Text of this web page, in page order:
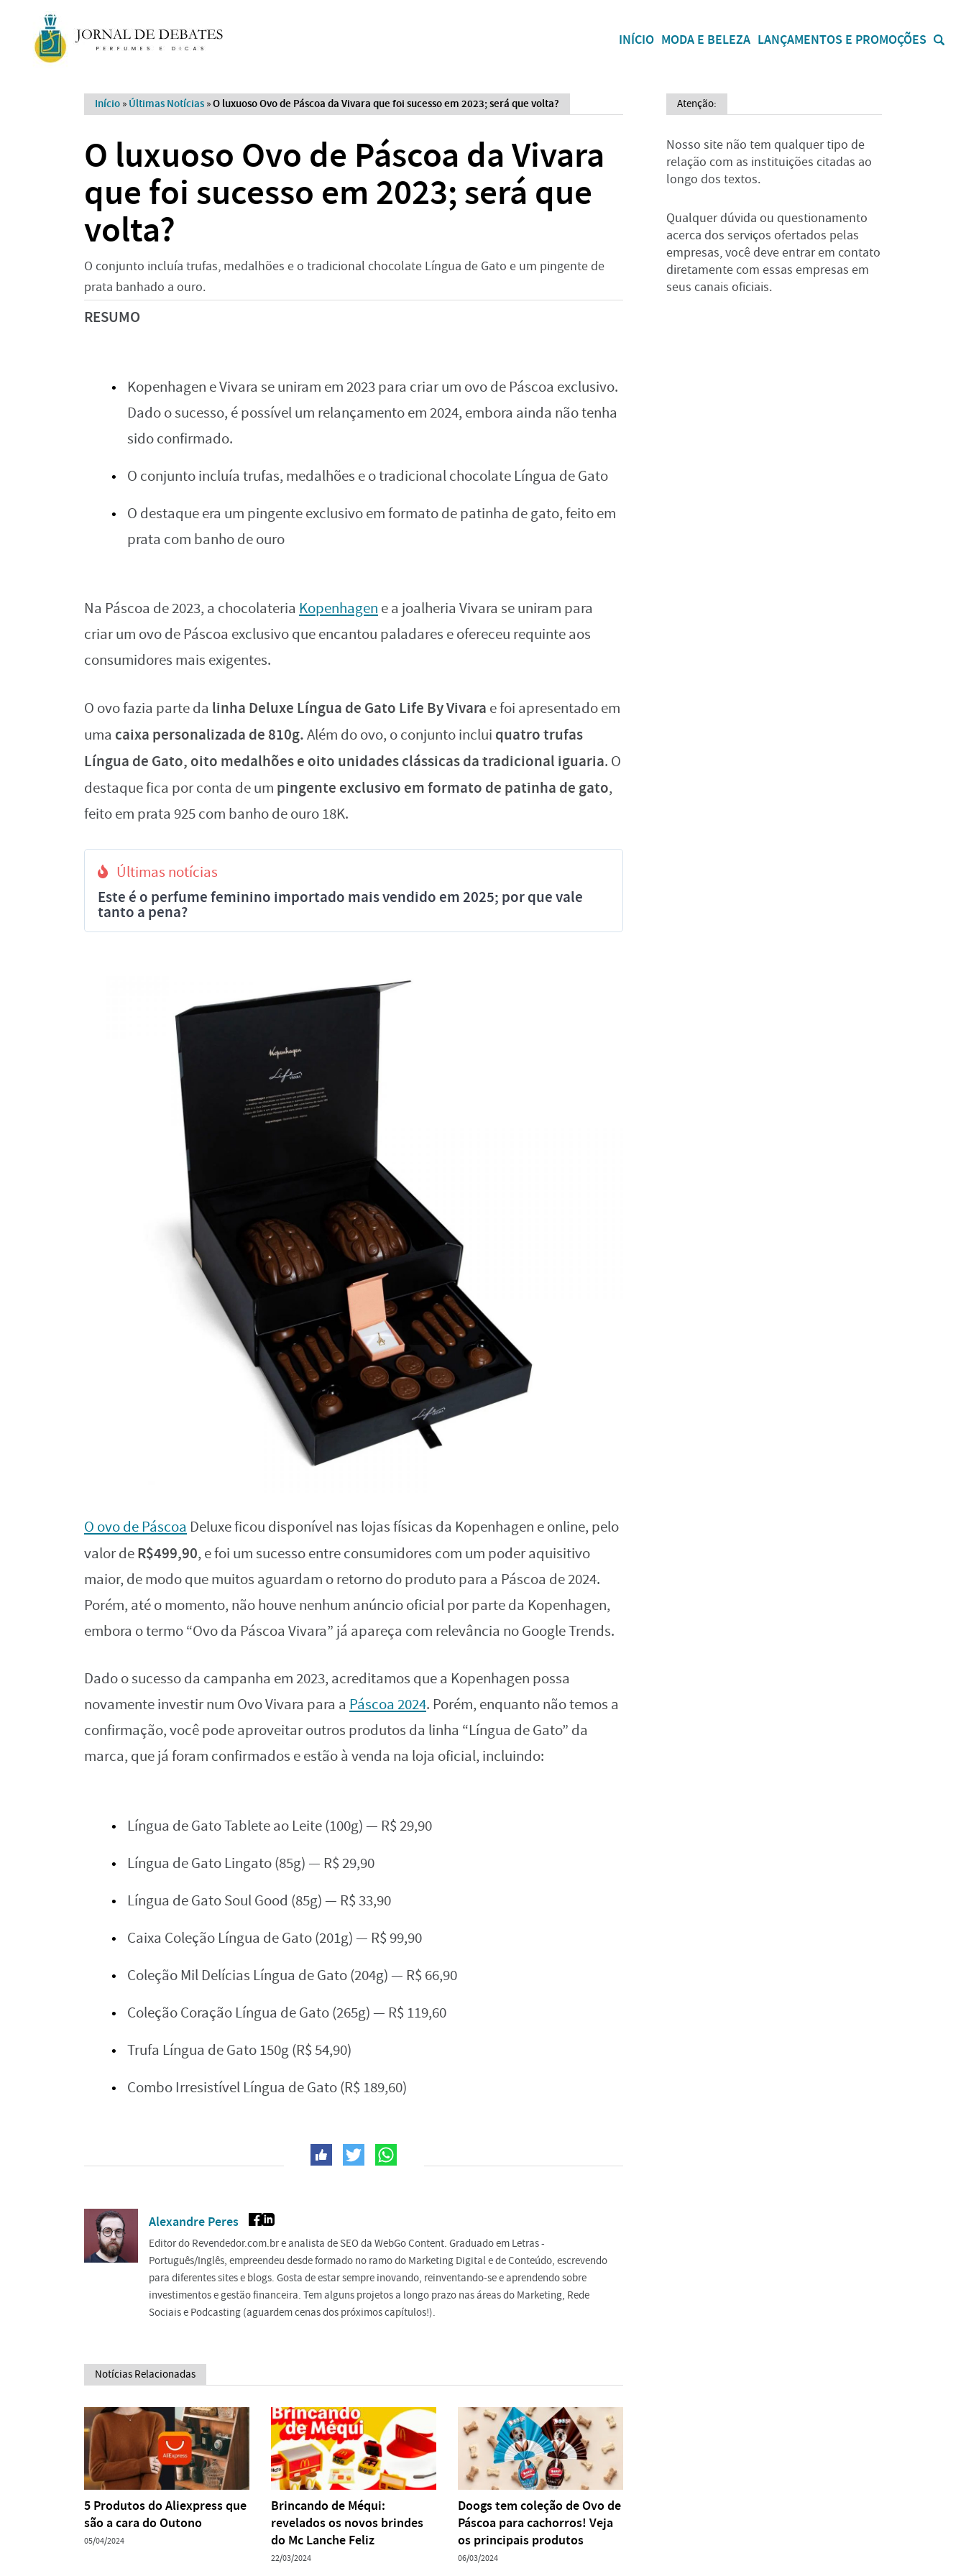
INÍCIO MODA E BELEZA LANÇAMENTOS E PROMOÇÕES
Início » Últimas Notícias »O luxuoso Ovo de Páscoa da Vivara que foi sucesso em 2023; será que volta?
O luxuoso Ovo de Páscoa da Vivara
que foi sucesso em 2023; será que
volta?
O conjunto incluía trufas, medalhões e o tradicional chocolate Língua de Gato e um pingente de
prata banhado a ouro.
RESUMO
Kopenhagen e Vivara se uniram em 2023 para criar um ovo de Páscoa exclusivo.
Dado o sucesso, é possível um relançamento em 2024, embora ainda não tenha
sido confirmado.
O conjunto incluía trufas, medalhões e o tradicional chocolate Língua de Gato
O destaque era um pingente exclusivo em formato de patinha de gato, feito em
prata com banho de ouro
Na Páscoa de 2023, a chocolateria Kopenhagen e a joalheria Vivara se uniram para
criar um ovo de Páscoa exclusivo que encantou paladares e ofereceu requinte aos
consumidores mais exigentes.
O ovo fazia parte da linha Deluxe Língua de Gato Life By Vivara e foi apresentado em
uma caixa personalizada de 810g.Além do ovo, o conjunto inclui quatro trufas
Língua de Gato, oito medalhões e oito unidades clássicas da tradicional iguaria. O
destaque fica por conta de um pingente exclusivo em formato de patinha de gato,
feito em prata 925 com banho de ouro 18K.
Últimas notícias
Este é o perfume feminino importado mais vendido em 2025; por que vale
tanto a pena?
O ovo de Páscoa Deluxe ficou disponível nas lojas físicas da Kopenhagen e online, pelo
valor deR$499,90, e foi um sucesso entre consumidores com um poder aquisitivo
maior, de modo que muitos aguardam o retorno do produto para a Páscoa de 2024.
Porém, até o momento, não houve nenhum anúncio oficial por parte da Kopenhagen,
embora o termo “Ovo da Páscoa Vivara” já apareça com relevância no Google Trends.
Dado o sucesso da campanha em 2023, acreditamos que a Kopenhagen possa
novamente investir num Ovo Vivara para a Páscoa 2024. Porém, enquanto não temos a
confirmação, você pode aproveitar outros produtos da linha “Língua de Gato” da
marca, que já foram confirmados e estão à venda na loja oficial, incluindo:
Língua de Gato Tablete ao Leite (100g) — R$ 29,90
Língua de Gato Lingato (85g) — R$ 29,90
Língua de Gato Soul Good (85g) — R$ 33,90
Caixa Coleção Língua de Gato (201g) — R$ 99,90
Coleção Mil Delícias Língua de Gato (204g) — R$ 66,90
Coleção Coração Língua de Gato (265g) — R$ 119,60
Trufa Língua de Gato 150g (R$ 54,90)
Combo Irresistível Língua de Gato (R$ 189,60)
Alexandre Peres
Editor do Revendedor.com.br e analista de SEO da WebGo Content. Graduado em Letras -
Português/Inglês, empreendeu desde formado no ramo do Marketing Digital e de Conteúdo, escrevendo
para diferentes sites e blogs. Gosta de estar sempre inovando, reinventando-se e aprendendo sobre
investimentos e gestão financeira. Tem alguns projetos a longo prazo nas áreas do Marketing, Rede
Sociais e Podcasting (aguardem cenas dos próximos capítulos!).
Notícias Relacionadas
5 Produtos do Aliexpress que
são a cara do Outono
05/04/2024
Brincando de Méqui:
revelados os novos brindes
do Mc Lanche Feliz
22/03/2024
Doogs tem coleção de Ovo de
Páscoa para cachorros! Veja
os principais produtos
06/03/2024
Atenção:
Nosso site não tem qualquer tipo de
relação com as instituições citadas ao
longo dos textos.
Qualquer dúvida ou questionamento
acerca dos serviços ofertados pelas
empresas, você deve entrar em contato
diretamente com essas empresas em
seus canais oficiais.